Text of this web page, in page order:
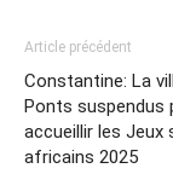
Article précédent
Constantine: La
Ponts suspendus
accueillir les Jeux
africains 2025